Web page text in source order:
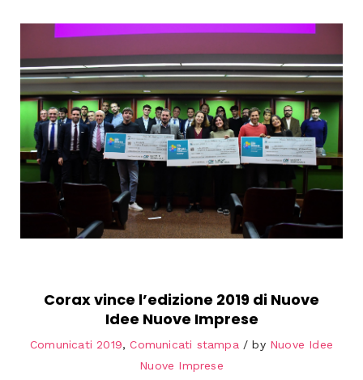
Corax vince l’edizione 2019 di Nuove
Idee Nuove Imprese
Comunicati 2019,Comunicati stampa by Nuove Idee
Nuove Imprese